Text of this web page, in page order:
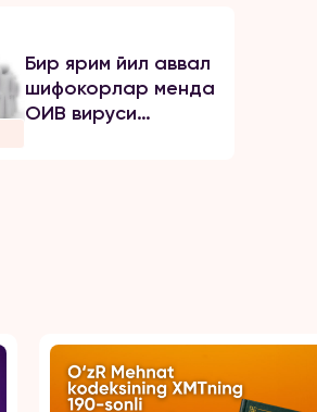
Бир ярим йил аввал
шифокорлар менда
ОИВ вируси